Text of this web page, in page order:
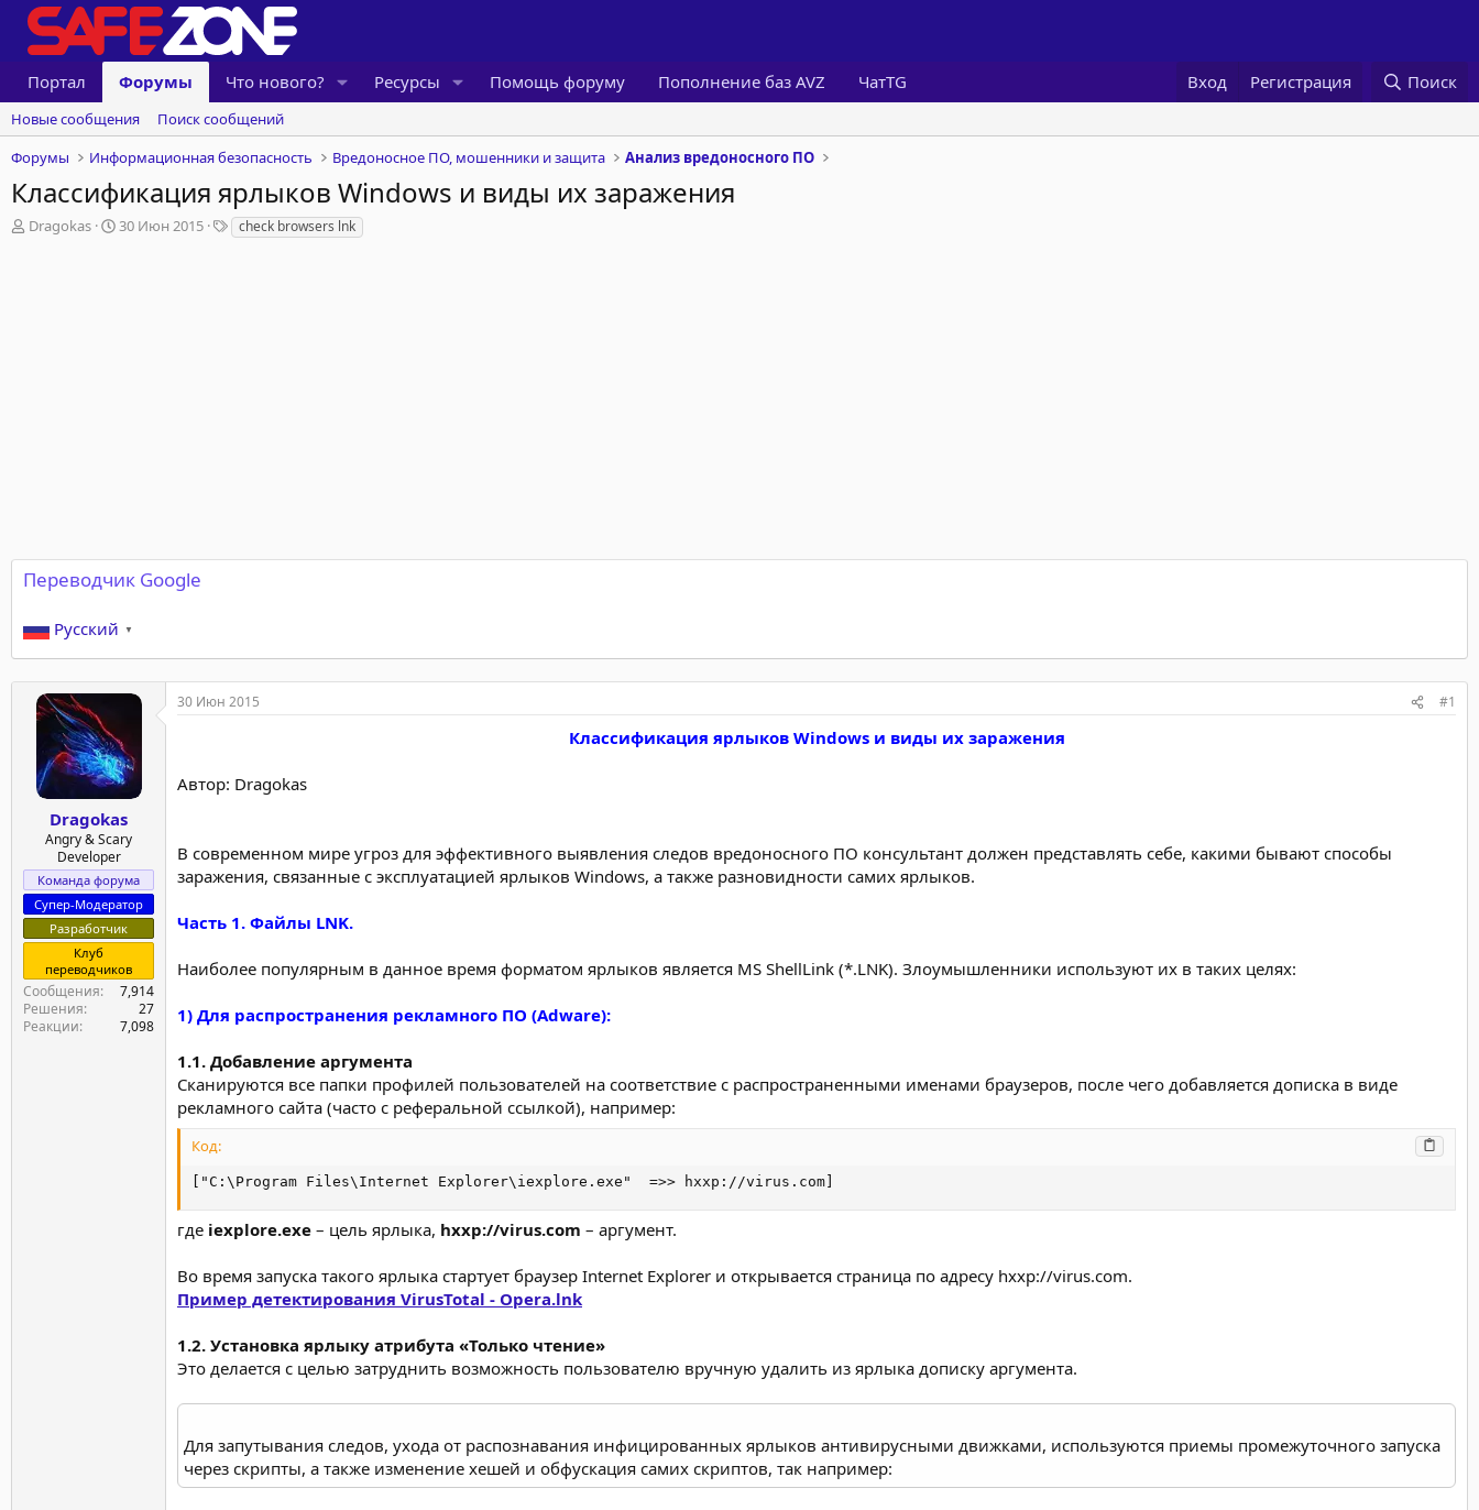
Портал Форумы Что нового? Ресурсы Помощь форуму Пополнение баз AVZ ЧатTG Вход Регистрация Поиск
Новые сообщения
Поиск сообщений
Форумы
Информационная безопасность Вредоносное ПО, мошенники и защита Анализ вредоносного ПО
Классификация ярлыков Windows и виды их заражения
А
Dragokas
Д
30 Июн 2015
Т
е
check browsers lnk
Переводчик Google
Русский ▼
Dragokas
Angry & Scary
Developer
Команда форума
Супер-Модератор
Разработчик
Клуб
переводчиков
Сообщения
7,914
Решения
27
Реакции
7,098
30 Июн 2015 #1
Классификация ярлыков Windows и виды их заражения
Автор: Dragokas
В современном мире угроз для эффективного выявления следов вредоносного ПО консультант должен представлять себе, какими бывают способы
заражения, связанные с эксплуатацией ярлыков Windows, а также разновидности самих ярлыков.
Часть 1. Файлы LNK.
Наиболее популярным в данное время форматом ярлыков является MS ShellLink (*.LNK). Злоумышленники используют их в таких целях:
1) Для распространения рекламного ПО (Adware):
1.1. Добавление аргумента
Сканируются все папки профилей пользователей на соответствие с распространенными именами браузеров, после чего добавляется дописка в виде
рекламного сайта (часто с реферальной ссылкой), например:
Код:
["C:\Program Files\Internet Explorer\iexplore.exe"  =>> hxxp://virus.com]
где iexplore.exe – цель ярлыка, hxxp://virus.com – аргумент.
Во время запуска такого ярлыка стартует браузер Internet Explorer и открывается страница по адресу hxxp://virus.com.
Пример детектирования VirusTotal - Opera.lnk
1.2. Установка ярлыку атрибута «Только чтение»
Это делается с целью затруднить возможность пользователю вручную удалить из ярлыка дописку аргумента.
Для запутывания следов, ухода от распознавания инфицированных ярлыков антивирусными движками, используются приемы промежуточного запуска
через скрипты, а также изменение хешей и обфускация самих скриптов, так например: